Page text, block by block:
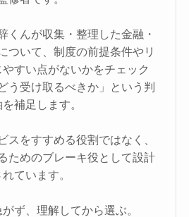
くんが収集・整理した金融・
ついて、制度の前提条件やリ
すい点がないかをチェック
う受け取るべきか」という判
補足します。
スをすすめる役割ではなく、
ためのブレーキ役として設計
れています。
ず、理解してから選ぶ。